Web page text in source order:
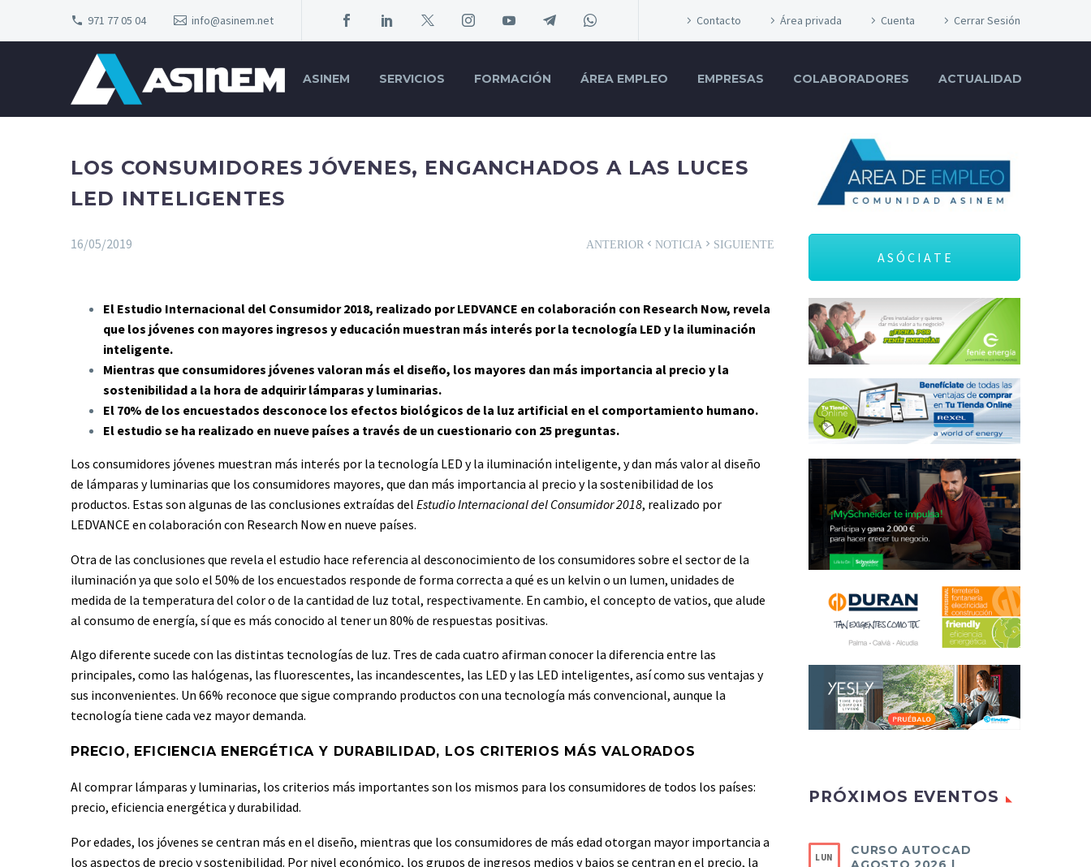
971 77 05 04 info@asinem.net Contacto Área privada Cuenta Cerrar Sesión
ASINEM SERVICIOS FORMACIÓN ÁREA EMPLEO EMPRESAS COLABORADORES ACTUALIDAD
LOS CONSUMIDORES JÓVENES, ENGANCHADOS A LAS LUCES
LED INTELIGENTES
ANTERIOR NOTICIASIGUIENTE
16/05/2019
El Estudio Internacional del Consumidor 2018, realizado por LEDVANCE en colaboración con Research Now, revela
que los jóvenes con mayores ingresos y educación muestran más interés por la tecnología LED y la iluminación
inteligente.
Mientras que consumidores jóvenes valoran más el diseño, los mayores dan más importancia al precio y la
sostenibilidad a la hora de adquirir lámparas y luminarias.
El 70% de los encuestados desconoce los efectos biológicos de la luz artificial en el comportamiento humano.
El estudio se ha realizado en nueve países a través de un cuestionario con 25 preguntas.
Los consumidores jóvenes muestran más interés por la tecnología LED y la iluminación inteligente, y dan más valor al diseño
de lámparas y luminarias que los consumidores mayores, que dan más importancia al precio y la sostenibilidad de los
productos. Estas son algunas de las conclusiones extraídas del Estudio Internacional del Consumidor 2018, realizado por
LEDVANCE en colaboración con Research Now en nueve países.
Otra de las conclusiones que revela el estudio hace referencia al desconocimiento de los consumidores sobre el sector de la
iluminación ya que solo el 50% de los encuestados responde de forma correcta a qué es un kelvin o un lumen, unidades de
medida de la temperatura del color o de la cantidad de luz total, respectivamente. En cambio, el concepto de vatios, que alude
al consumo de energía, sí que es más conocido al tener un 80% de respuestas positivas.
Algo diferente sucede con las distintas tecnologías de luz. Tres de cada cuatro afirman conocer la diferencia entre las
principales, como las halógenas, las fluorescentes, las incandescentes, las LED y las LED inteligentes, así como sus ventajas y
sus inconvenientes. Un 66% reconoce que sigue comprando productos con una tecnología más convencional, aunque la
tecnología tiene cada vez mayor demanda.
PRECIO, EFICIENCIA ENERGÉTICA Y DURABILIDAD, LOS CRITERIOS MÁS VALORADOS
Al comprar lámparas y luminarias, los criterios más importantes son los mismos para los consumidores de todos los países:
precio, eficiencia energética y durabilidad.
Por edades, los jóvenes se centran más en el diseño, mientras que los consumidores de más edad otorgan mayor importancia a
los aspectos de precio y sostenibilidad. Por nivel económico, los grupos de ingresos medios y bajos se centran en el precio, la
A S Ó C I A T E
PRÓXIMOS EVENTOS
LUN
CURSO AUTOCAD